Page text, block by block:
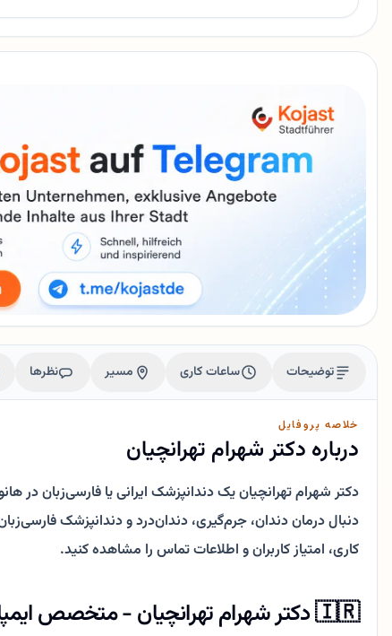
توضیحات ساعات کاری مسیر نظرها
خلاصه پروفایل
درباره دکتر شهرام تهرانچیان
دکتر شهرام تهرانچیان یک دندانپزشک ایرانی یا فارسی‌زبان در
کاری، امتیاز کاربران و اطلاعات تماس را مشاهده کنید.
🇮🇷 دکتر شهرام تهرانچیان - متخصص ایمپلنت و مدیر کلینیک دندانپزشکی Tagesklinik am Posthof